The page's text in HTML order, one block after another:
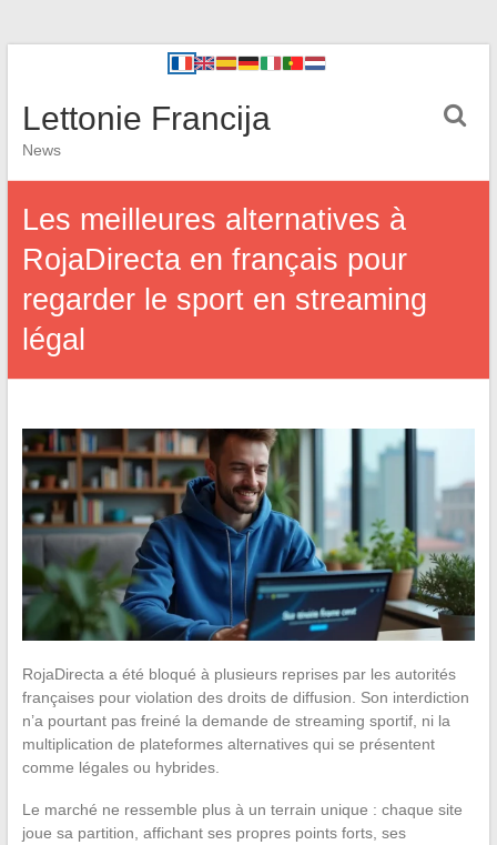
Lettonie Francija
News
Les meilleures alternatives à
RojaDirecta en français pour
regarder le sport en streaming
légal
RojaDirecta a été bloqué à plusieurs reprises par les autorités
françaises pour violation des droits de diffusion. Son interdiction
n’a pourtant pas freiné la demande de streaming sportif, ni la
multiplication de plateformes alternatives qui se présentent
comme légales ou hybrides.
Le marché ne ressemble plus à un terrain unique : chaque site
joue sa partition, affichant ses propres points forts, ses